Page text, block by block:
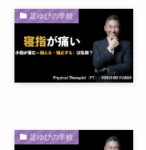
足ゆびの学校
足ゆびの学校